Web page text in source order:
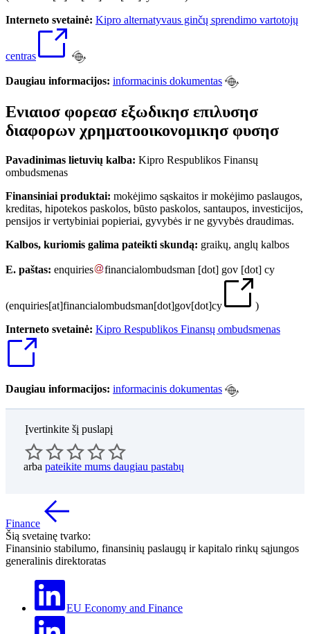
Interneto svetainė: Kipro alternatyvaus ginčų sprendimo vartotojų
centras
Daugiau informacijos: informacinis dokumentas
Ενιαιοσ φορεασ εξωδικησ επιλυσησ
διαφορων χρηματοοικονομικησ φυσησ
Pavadinimas lietuvių kalba: Kipro Respublikos Finansų
ombudsmenas
Finansiniai produktai: mokėjimo sąskaitos ir mokėjimo paslaugos,
kreditas, hipotekos paskolos, būsto paskolos, santaupos, investicijos,
pensijos ir vertybiniai popieriai, gyvybės ir ne gyvybės draudimas.
Kalbos, kuriomis galima pateikti skundą: graikų, anglų kalbos
E. paštas: enquiries financialombudsman [dot] gov [dot] cy
(enquiries[at]financialombudsman[dot]gov[dot]cy
)
Interneto svetainė: Kipro Respublikos Finansų ombudsmenas
Daugiau informacijos: informacinis dokumentas
Įvertinkite šį puslapį
arba pateikite mums daugiau pastabų
Finance
Šią svetainę tvarko:
Finansinio stabilumo, finansinių paslaugų ir kapitalo rinkų sąjungos
generalinis direktoratas
EU Economy and Finance